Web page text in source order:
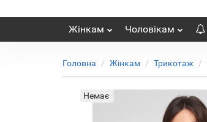
Жінкам Чоловікам
Головна Жінкам Трикотаж
Немає